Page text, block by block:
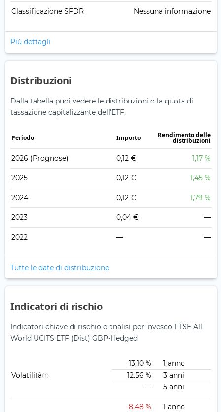
Classificazione SFDR Nessuna informazione
Più dettagli
Distribuzioni
Dalla tabella puoi vedere le distribuzioni o la quota di
tassazione capitalizzante dell'ETF.
Periodo Importo Rendimento delle
distribuzioni
2026 (Prognose) 0,12 € 1,17 %
2025 0,12 € 1,45 %
2024 0,12 € 1,79 %
2023 0,04 € —
2022 — —
Tutte le date di distribuzione
Indicatori di rischio
Indicatori chiave di rischio e analisi per Invesco FTSE All-
World UCITS ETF (Dist) GBP-Hedged
Volatilità
13,10 %
1 anno
12,56 %
3 anni
—
5 anni
-8,48 %
1 anno